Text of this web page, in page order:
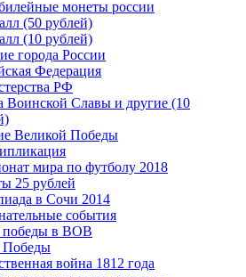
монеты россии
(50 рублей)
(10 рублей)
города России
Федерация
РФ
Воинской Славы и другие (10
Великой Победы
мира по футболу 2018
25 рублей
в Сочи 2014
события
победы в ВОВ
Победы
война 1812 года